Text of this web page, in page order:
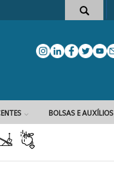
busca
BOLSAS E AUXÍLIOS